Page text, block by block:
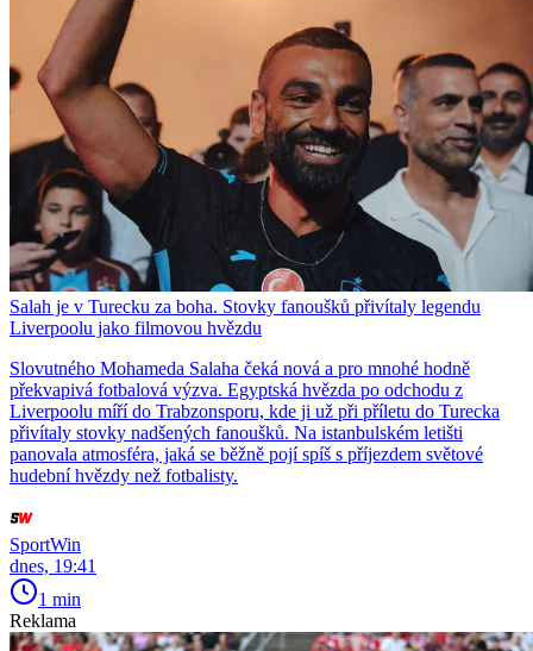
Salah je v Turecku za boha. Stovky fanoušků přivítaly legendu
Liverpoolu jako filmovou hvězdu
Slovutného Mohameda Salaha čeká nová a pro mnohé hodně
překvapivá fotbalová výzva. Egyptská hvězda po odchodu z
Liverpoolu míří do Trabzonsporu, kde ji už při příletu do Turecka
přivítaly stovky nadšených fanoušků. Na istanbulském letišti
panovala atmosféra, jaká se běžně pojí spíš s příjezdem světové
hudební hvězdy než fotbalisty.
SportWin
dnes, 19:41
1 min
Reklama